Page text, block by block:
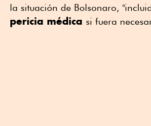
la situación de Bolsonaro,
pericia médica si fuera